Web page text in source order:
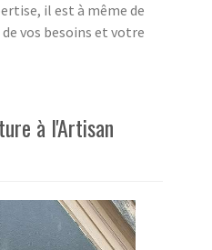
il est à même de
vos besoins et votre
à l'Artisan